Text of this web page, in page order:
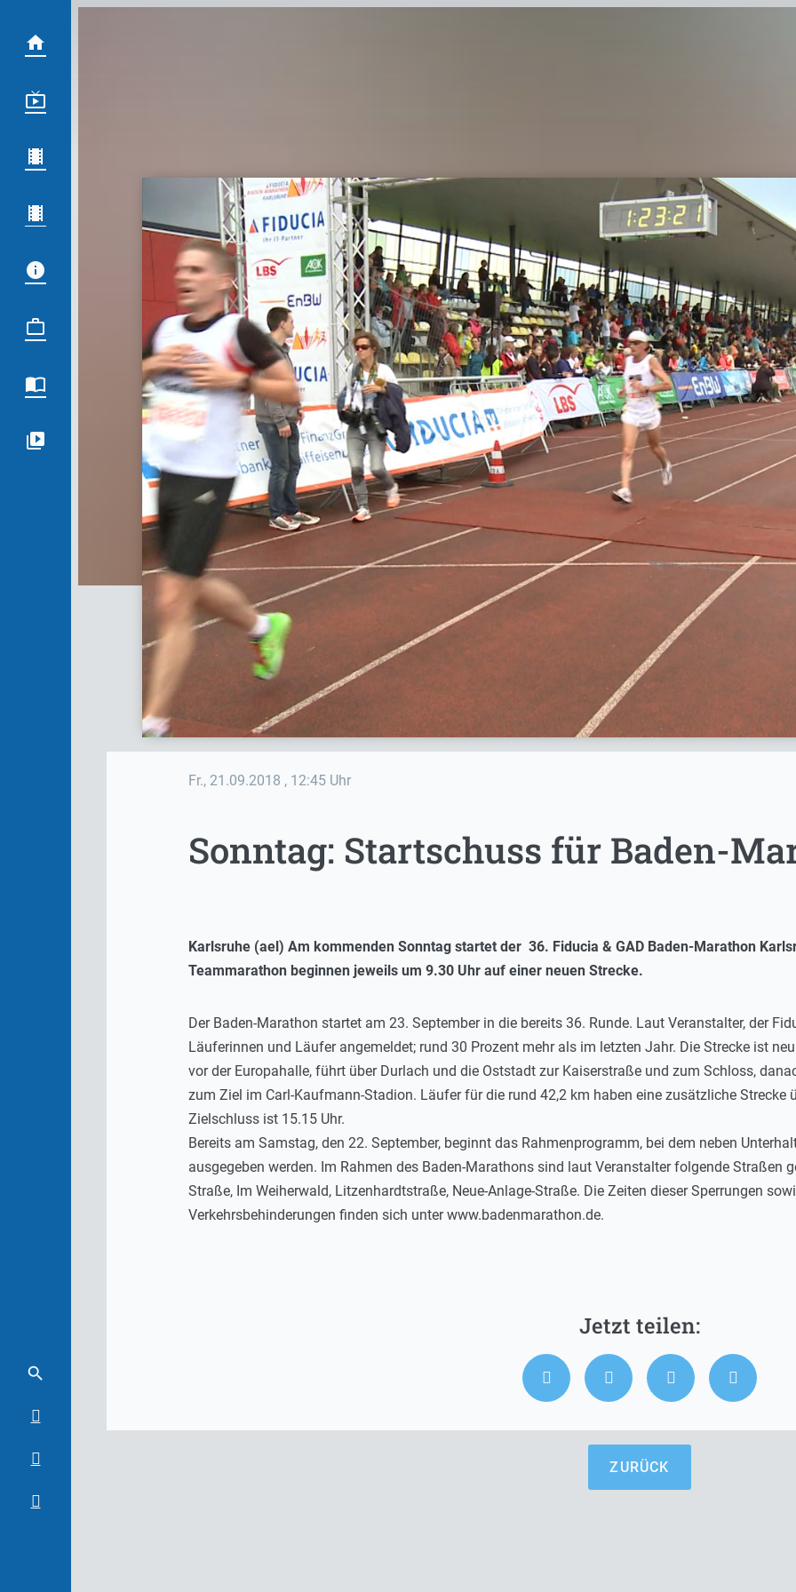
Fr., 21.09.2018 , 12:45 Uhr
Sonntag: Startschuss für Baden-
Karlsruhe (ael) Am kommenden Sonntag startet der 36. Fiducia & GAD Baden-Marathon
Teammarathon beginnen jeweils um 9.30 Uhr auf einer neuen Strecke.
Der Baden-Marathon startet am 23. September in die bereits 36. Runde. Laut Veranstalter, der
Läuferinnen und Läufer angemeldet; rund 30 Prozent mehr als im letzten Jahr. Die Strecke ist
vor der Europahalle, führt über Durlach und die Oststadt zur Kaiserstraße und zum Schloss,
zum Ziel im Carl-Kaufmann-Stadion. Läufer für die rund 42,2 km haben eine zusätzliche Strecke
Zielschluss ist 15.15 Uhr.
Bereits am Samstag, den 22. September, beginnt das Rahmenprogramm, bei dem neben
ausgegeben werden. Im Rahmen des Baden-Marathons sind laut Veranstalter folgende Straßen
Straße, Im Weiherwald, Litzenhardtstraße, Neue-Anlage-Straße. Die Zeiten dieser Sperrungen
Verkehrsbehinderungen finden sich unter www.badenmarathon.de.
ZURÜCK